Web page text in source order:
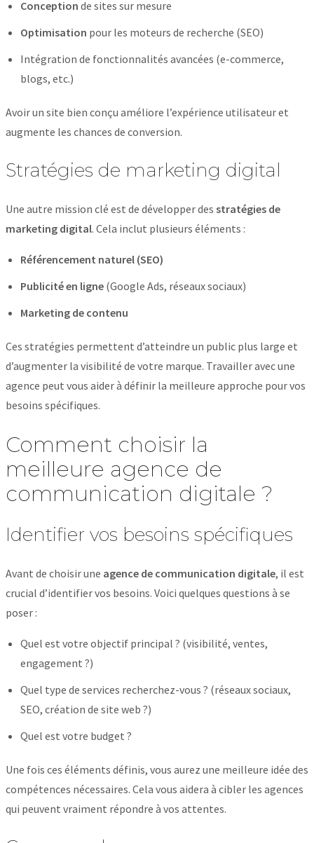
Conception de sites sur mesure
Optimisation pour les moteurs de recherche (SEO)
Intégration de fonctionnalités avancées (e-commerce,
blogs, etc.)
Avoir un site bien conçu améliore l’expérience utilisateur et
augmente les chances de conversion.
Stratégies de marketing digital
Une autre mission clé est de développer des stratégies de
marketing digital. Cela inclut plusieurs éléments :
Référencement naturel (SEO)
Publicité en ligne(Google Ads, réseaux sociaux)
Marketing de contenu
Ces stratégies permettent d’atteindre un public plus large et
d’augmenter la visibilité de votre marque. Travailler avec une
agence peut vous aider à définir la meilleure approche pour vos
besoins spécifiques.
Comment choisir la
meilleure agence de
communication digitale ?
Identifier vos besoins spécifiques
Avant de choisir une agence de communication digitale, il est
crucial d’identifier vos besoins. Voici quelques questions à se
poser :
Quel est votre objectif principal ? (visibilité, ventes,
engagement ?)
Quel type de services recherchez-vous ? (réseaux sociaux,
SEO, création de site web ?)
Quel est votre budget ?
Une fois ces éléments définis, vous aurez une meilleure idée des
compétences nécessaires. Cela vous aidera à cibler les agences
qui peuvent vraiment répondre à vos attentes.